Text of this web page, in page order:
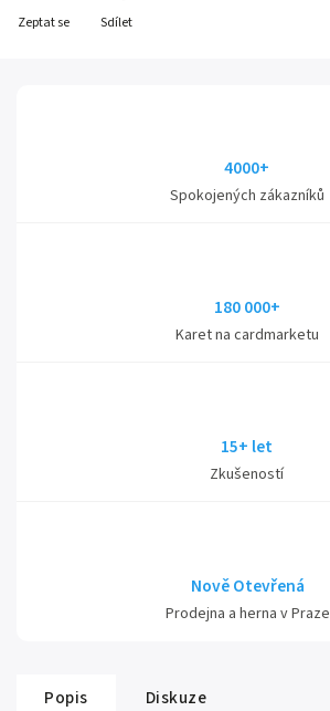
Zeptat se Sdílet
4000+
Spokojených zákazníků
180 000+
Karet na cardmarketu
15+ let
Zkušeností
Nově Otevřená
Prodejna a herna v Praze
Popis Diskuze